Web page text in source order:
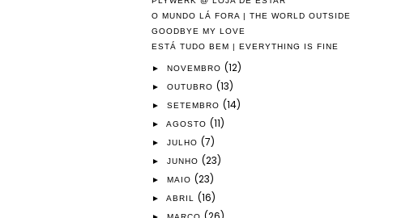
O MUNDO LÁ FORA | THE WORLD OUTSIDE
GOODBYE MY LOVE
ESTÁ TUDO BEM | EVERYTHING IS FINE
► NOVEMBRO (12)
► OUTUBRO (13)
► SETEMBRO (14)
► AGOSTO (11)
► JULHO (7)
► JUNHO (23)
► MAIO (23)
► ABRIL (16)